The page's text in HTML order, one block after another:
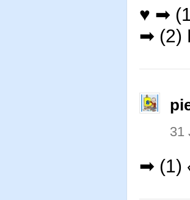
♥ ➡
➡ (2)
31
➡ (1)